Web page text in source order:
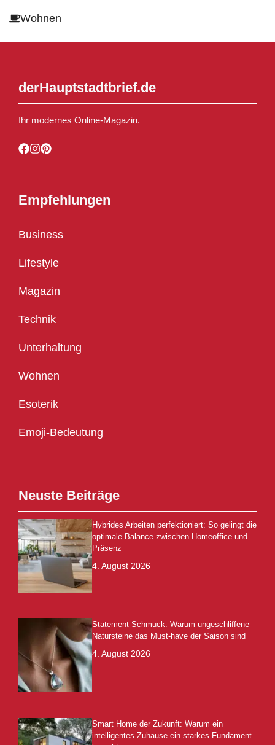
Wohnen
derHauptstadtbrief.de
Ihr modernes Online-Magazin.
Empfehlungen
Business
Lifestyle
Magazin
Technik
Unterhaltung
Wohnen
Esoterik
Emoji-Bedeutung
Neuste Beiträge
Hybrides Arbeiten perfektioniert: So gelingt die
optimale Balance zwischen Homeoffice und
Präsenz
4. August 2026
Statement-Schmuck: Warum ungeschliffene
Natursteine das Must-have der Saison sind
4. August 2026
Smart Home der Zukunft: Warum ein
intelligentes Zuhause ein starkes Fundament